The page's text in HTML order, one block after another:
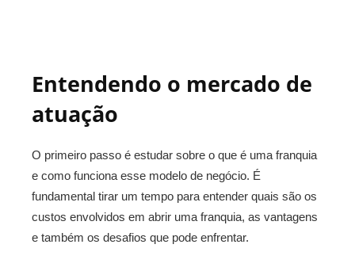
Entendendo o mercado de
atuação
O primeiro passo é estudar sobre o que é uma franquia
e como funciona esse modelo de negócio. É
fundamental tirar um tempo para entender quais são os
custos envolvidos em abrir uma franquia, as vantagens
e também os desafios que pode enfrentar.